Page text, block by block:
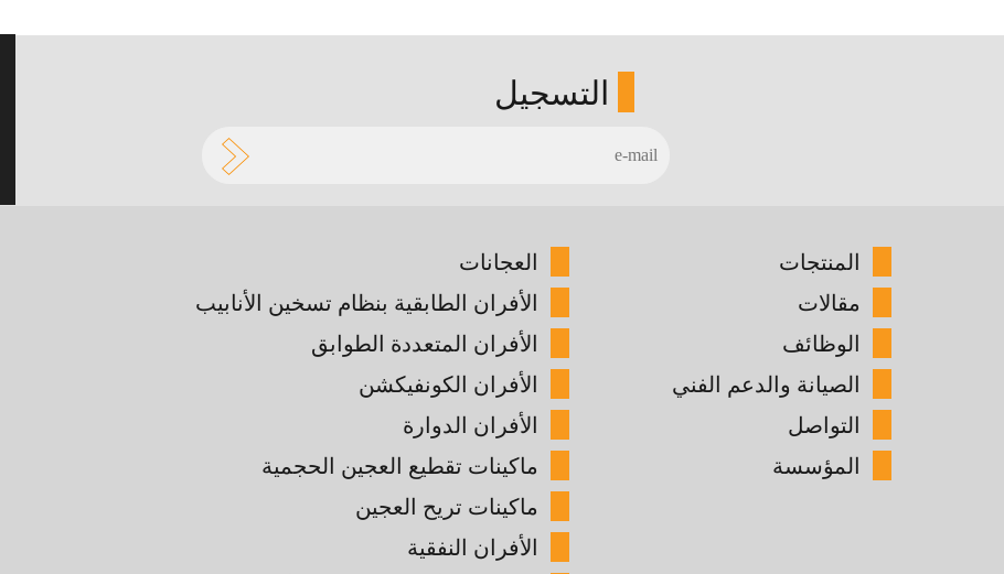
التسجيل
المنتجات
مقالات
الوظائف
الصيانة والدعم الفني
التواصل
المؤسسة
العجانات
الأفران الطابقية بنظام تسخين الأنابيب
الأفران المتعددة الطوابق
الأفران الكونفيكشن
الأفران الدوارة
ماكينات تقطيع العجين الحجمية
ماكينات تريح العجين
الأفران النفقية